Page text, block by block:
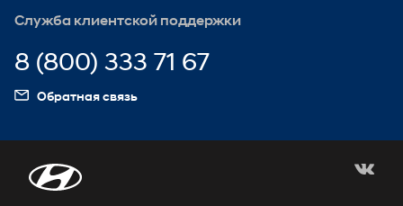
Оригинальные запасные части
Запчасти Product Line 2
Моторное масло
Игра «Безопасная дорога»
Стать дилером
ELEXIO
Служба клиентской поддержки
8 (800) 333 71 67
Обратная связь